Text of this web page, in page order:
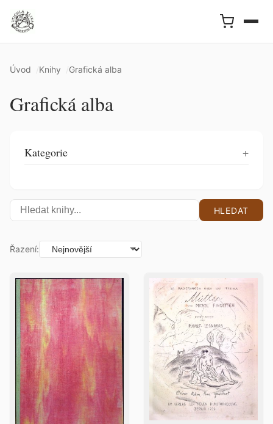
Úvod Knihy Grafická alba
Grafická alba
Kategorie
HLEDAT
Řazení: